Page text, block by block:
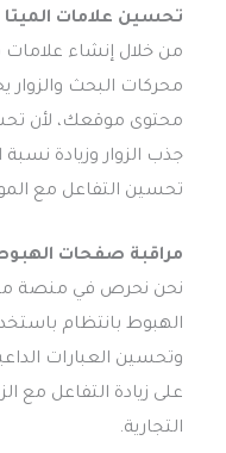
تحسين علامات الميتا
من خلال إنشاء علامات
محركات البحث
محتوى موقعك، لأن
جذب الزوار وزيادة
تحسين التفاعل مع
مراقبة صفحات
نحن نحرص في منصة
الهبوط بانتظام
وتحسين العبارات
على زيادة التفاعل مع
التجارية.